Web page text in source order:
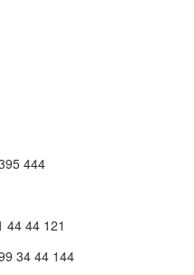
444
44 44 121
34 44 144